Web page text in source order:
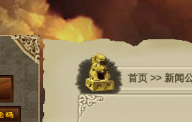
梦》双线35服[凤鸣笙箫] 2月28日11：00华丽开
首页 >> 新闻